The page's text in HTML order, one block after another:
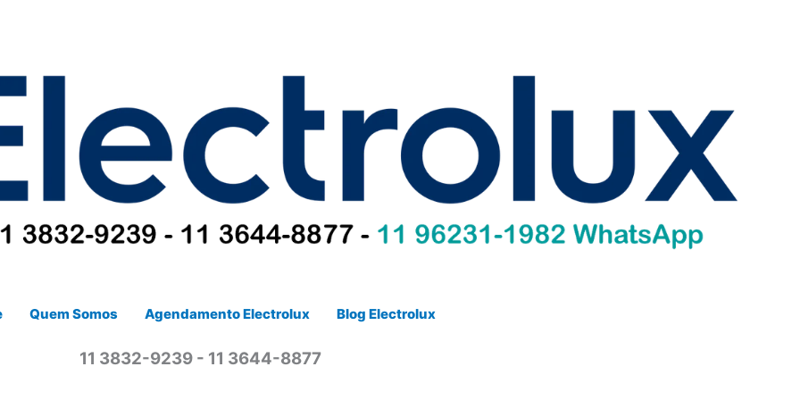
Quem Somos Agendamento Electrolux Blog Electrolux
11 3832-9239 - 11 3644-8877